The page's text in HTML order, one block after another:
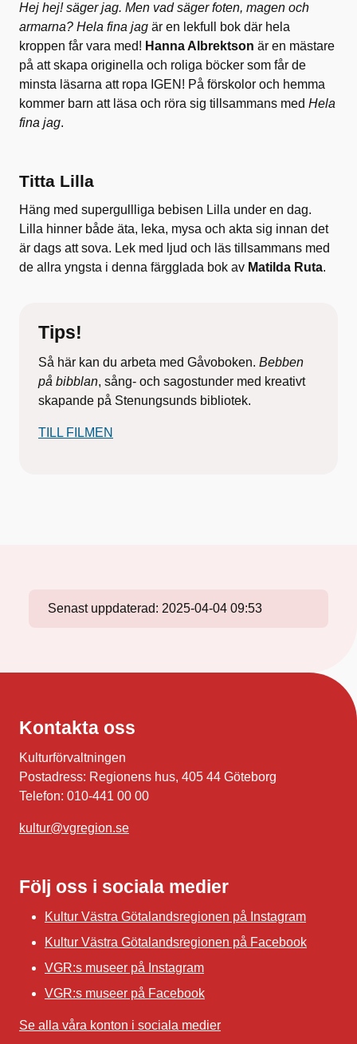
Hej hej! säger jag. Men vad säger foten, magen och
armarna? Hela fina jag är en lekfull bok där hela
kroppen får vara med! Hanna Albrektson är en mästare
på att skapa originella och roliga böcker som får de
minsta läsarna att ropa IGEN! På förskolor och hemma
kommer barn att läsa och röra sig tillsammans med Hela
fina jag.
Titta Lilla
Häng med supergullliga bebisen Lilla under en dag.
Lilla hinner både äta, leka, mysa och akta sig innan det
är dags att sova. Lek med ljud och läs tillsammans med
de allra yngsta i denna färgglada bok av Matilda Ruta.
Tips!
Så här kan du arbeta med Gåvoboken. Bebben
på bibblan, sång- och sagostunder med kreativt
skapande på Stenungsunds bibliotek.
TILL FILMEN
Senast uppdaterad: 2025-04-04 09:53
Kontakta oss
Kulturförvaltningen
Postadress: Regionens hus, 405 44 Göteborg
Telefon: 010-441 00 00
kultur@vgregion.se
Följ oss i sociala medier
Kultur Västra Götalandsregionen på Instagram
Kultur Västra Götalandsregionen på Facebook
VGR:s museer på Instagram
VGR:s museer på Facebook
Se alla våra konton i sociala medier